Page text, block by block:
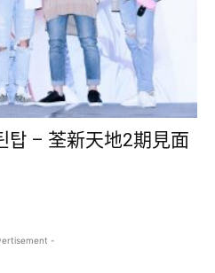
탑 – 荃新天地2期見面
-